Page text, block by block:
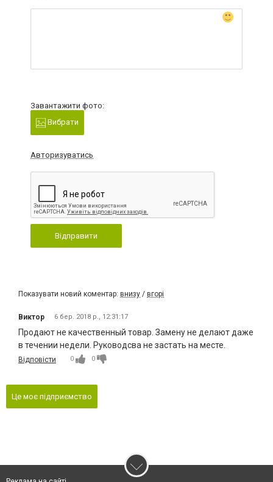
Завантажити фото:
Вибрати
Авторизуватись
Відправити
Показувати новий коментар: внизу / вгорі
Виктор 6 бер. 2018 р., 12:31:17
Продают не качественный товар. Замену не делают даже
в течении недели. Руководсва не застать на месте.
Відповісти 0 0
Це моє підприємство